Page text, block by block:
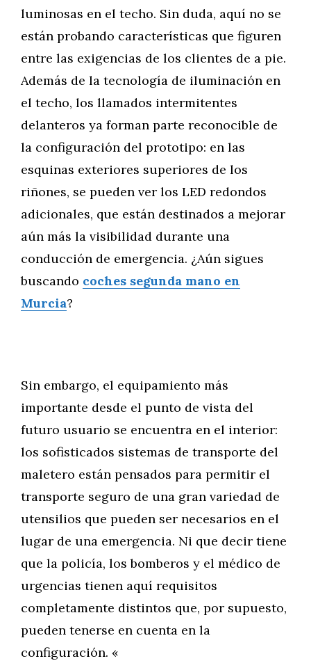
luminosas en el techo. Sin duda, aquí no se
están probando características que figuren
entre las exigencias de los clientes de a pie.
Además de la tecnología de iluminación en
el techo, los llamados intermitentes
delanteros ya forman parte reconocible de
la configuración del prototipo: en las
esquinas exteriores superiores de los
riñones, se pueden ver los LED redondos
adicionales, que están destinados a mejorar
aún más la visibilidad durante una
conducción de emergencia. ¿Aún sigues
buscando coches segunda mano en
Murcia?
Sin embargo, el equipamiento más
importante desde el punto de vista del
futuro usuario se encuentra en el interior:
los sofisticados sistemas de transporte del
maletero están pensados para permitir el
transporte seguro de una gran variedad de
utensilios que pueden ser necesarios en el
lugar de una emergencia. Ni que decir tiene
que la policía, los bomberos y el médico de
urgencias tienen aquí requisitos
completamente distintos que, por supuesto,
pueden tenerse en cuenta en la
configuración. «